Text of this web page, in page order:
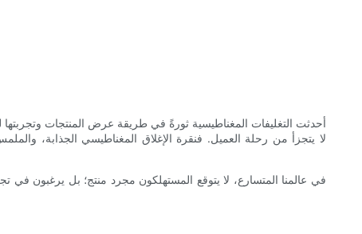
أحدثت التغليفات المغناطيسية ثورةً في طريقة عرض المنتجات
لا يتجزأ من رحلة العميل. فنقرة الإغلاق المغناطيسي الجذابة،
في عالمنا المتسارع، لا يتوقع المستهلكون مجرد منتج؛ بل يرغبون في